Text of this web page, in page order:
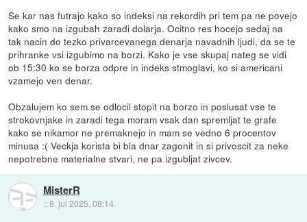
Se kar nas futrajo kako so indeksi na rekordih pri tem pa ne povejo
kako smo na izgubah zaradi dolarja. Ocitno res hocejo sedaj na
tak nacin do tezko privarcevanega denarja navadnih ljudi, da se te
prihranke vsi izgubimo na borzi. Kako je vse skupaj nateg se vidi
ob 15:30 ko se borza odpre in indeks stmoglavi, ko si americani
vzamejo ven denar.
Obzalujem ko sem se odlocil stopit na borzo in poslusat vse te
strokovnjake in zaradi tega moram vsak dan spremljat te grafe
kako se nikamor ne premaknejo in mam se vedno 6 procentov
minusa :( Veckja korista bi bla dnar zagonit in si privoscit za neke
nepotrebne materialne stvari, ne pa izgubljat zivcev.
MisterR
::8. jul 2025, 08:14